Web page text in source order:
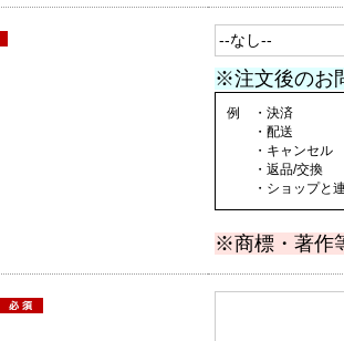
※注文後のお
例 ・決済
・配送
・キャンセル
・返品/交換
・ショップと連
※商標・著作